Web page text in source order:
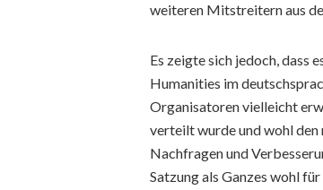
weiteren Mitstreitern aus
Es zeigte sich jedoch, dass
Humanities im
Organisatoren vielleicht
verteilt wurde und wohl den
Nachfragen und
Satzung als Ganzes wohl